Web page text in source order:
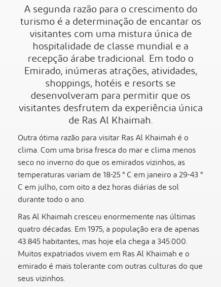
A segunda razão para o crescimento do
turismo é a determinação de encantar os
visitantes com uma mistura única de
hospitalidade de classe mundial e a
recepção árabe tradicional. Em todo o
Emirado, inúmeras atrações, atividades,
shoppings, hotéis e resorts se
desenvolveram para permitir que os
visitantes desfrutem da experiência única
de Ras Al Khaimah.
Outra ótima razão para visitar Ras Al Khaimah é o
clima. Com uma brisa fresca do mar e clima menos
seco no inverno do que os emirados vizinhos, as
temperaturas variam de 18-25 ° C em janeiro a 29-43 °
C em julho, com oito a dez horas diárias de sol
durante todo o ano.
Ras Al Khaimah cresceu enormemente nas últimas
quatro décadas. Em 1975, a população era de apenas
43.845 habitantes, mas hoje ela chega a 345.000.
Muitos expatriados vivem em Ras Al Khaimah e o
emirado é mais tolerante com outras culturas do que
seus vizinhos.